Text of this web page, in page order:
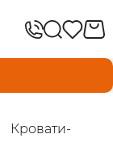
Кровати-